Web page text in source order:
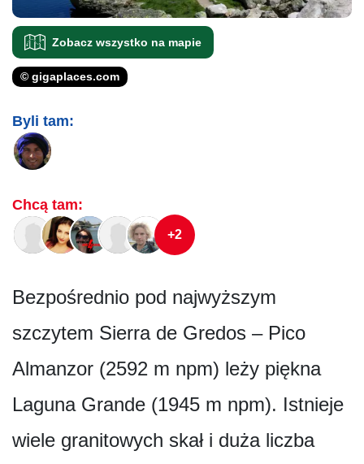
Zobacz wszystko na mapie
© gigaplaces.com
Byli tam:
Chcą tam:
+2
Bezpośrednio pod najwyższym
szczytem Sierra de Gredos – Pico
Almanzor (2592 m npm) leży piękna
Laguna Grande (1945 m npm). Istnieje
wiele granitowych skał i duża liczba